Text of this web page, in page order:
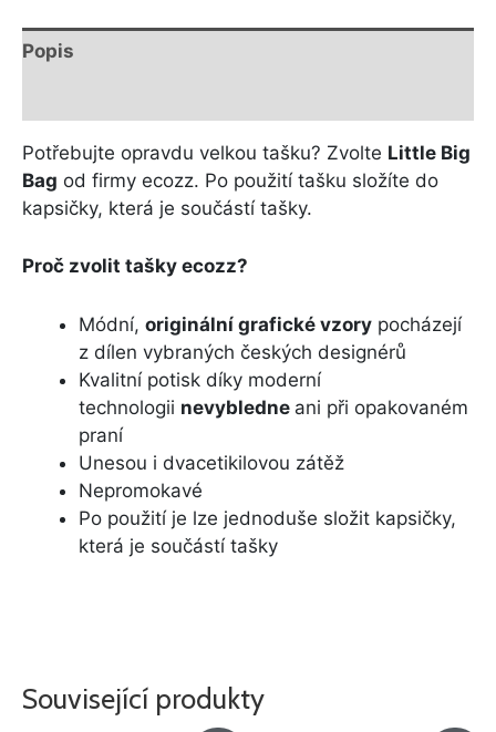
Popis
Potřebujte opravdu velkou tašku? Zvolte Little Big
Bag od firmy ecozz. Po použití tašku složíte do
kapsičky, která je součástí tašky.
Proč zvolit tašky ecozz?
Módní, originální grafické vzory pocházejí
z dílen vybraných českých designérů
Kvalitní potisk díky moderní
technologii nevybledne ani při opakovaném
praní
Unesou i dvacetikilovou zátěž
Nepromokavé
Po použití je lze jednoduše složit kapsičky,
která je součástí tašky
Související produkty